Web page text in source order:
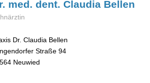
med. dent. Claudia Bellen
Dr. Claudia Bellen
Straße 94
Neuwied